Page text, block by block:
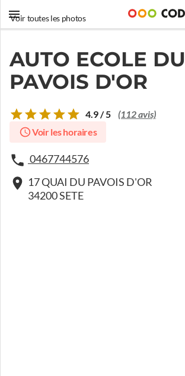
Voir toutes les photos
AUTO ECOLE DU
PAVOIS D'OR
4.9 / 5 (112 avis)
Voir les horaires
0467744576
17 QUAI DU PAVOIS D'OR
34200 SETE